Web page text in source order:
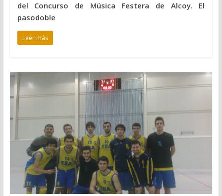
del Concurso de Música Festera de Alcoy. El
pasodoble
Leer más